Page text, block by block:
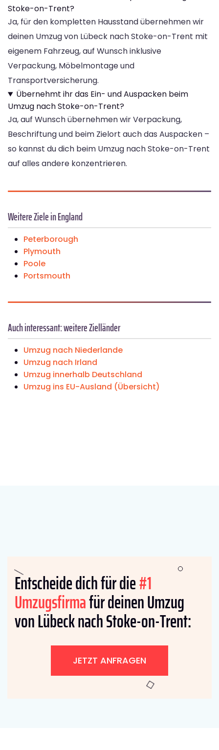
Stoke-on-Trent?
Ja, für den kompletten Hausstand übernehmen wir
deinen Umzug von Lübeck nach Stoke-on-Trent mit
eigenem Fahrzeug, auf Wunsch inklusive
Verpackung, Möbelmontage und
Transportversicherung.
Übernehmt ihr das Ein- und Auspacken beim
Umzug nach Stoke-on-Trent?
Ja, auf Wunsch übernehmen wir Verpackung,
Beschriftung und beim Zielort auch das Auspacken –
so kannst du dich beim Umzug nach Stoke-on-Trent
auf alles andere konzentrieren.
Weitere Ziele in England
Peterborough
Plymouth
Poole
Portsmouth
Auch interessant: weitere Zielländer
Umzug nach Niederlande
Umzug nach Irland
Umzug innerhalb Deutschland
Umzug ins EU-Ausland (Übersicht)
Entscheide dich für die#1
Umzugsfirmafür deinen Umzug
von Lübeck nach Stoke-on-Trent:
JETZT ANFRAGEN